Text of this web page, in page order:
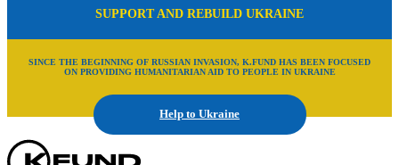
SUPPORT AND REBUILD UKRAINE
SINCE THE BEGINNING OF RUSSIAN INVASION, K.FUND HAS BEEN FOCUSED
ON PROVIDING HUMANITARIAN AID TO PEOPLE IN UKRAINE
Help to Ukraine